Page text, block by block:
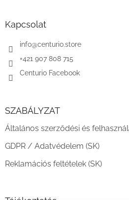
Kapcsolat
info@centurio.store
+421 907 808 715
Centurio Facebook
SZABÁLYZAT
Általános szerződési és
GDPR / Adatvédelem (SK)
Reklamációs feltételek (SK)